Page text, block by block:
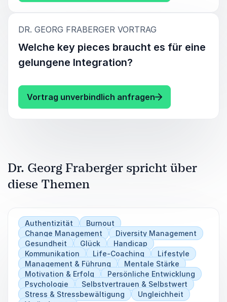
DR. GEORG FRABERGER VORTRAG
Welche key pieces braucht es für eine
gelungene Integration?
Vortrag unverbindlich anfragen: Dr. Georg
Dr. Georg Fraberger spricht über
diese Themen
Authentizität
Burnout
Change Management
Diversity Management
Gesundheit
Glück
Handicap
Kommunikation
Life-Coaching
Lifestyle
Management & Führung
Mentale Stärke
Motivation & Erfolg
Persönliche Entwicklung
Psychologie
Selbstvertrauen & Selbstwert
Stress & Stressbewältigung
Ungleichheit